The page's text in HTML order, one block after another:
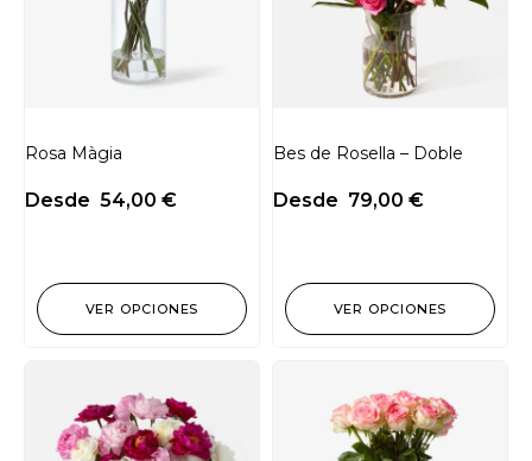
Rosa Màgia
Desde 54,00 €
VER OPCIONES
Bes de Rosella – Doble
Desde 79,00 €
VER OPCIONES